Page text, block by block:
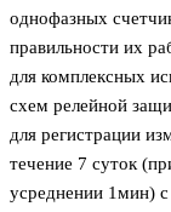
однофазных
правильности их
для комплексных
схем релейной
для регистрации
течение 7 суток
усреднении 1мин)